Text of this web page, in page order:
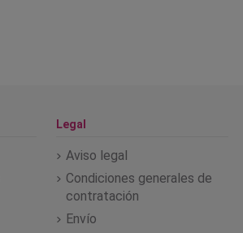
Legal
Aviso legal
Condiciones generales de
contratación
Envío